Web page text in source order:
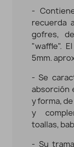
-
recuerda
gofres,
"waffle".
5mm.
- Se
absorción
y forma,
y
toallas,
- Su